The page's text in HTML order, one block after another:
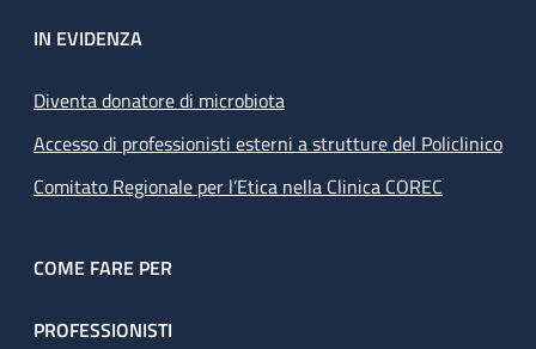
IN EVIDENZA
Diventa donatore di microbiota
Accesso di professionisti esterni a strutture del Policlinico
Comitato Regionale per l’Etica nella Clinica COREC
COME FARE PER
PROFESSIONISTI